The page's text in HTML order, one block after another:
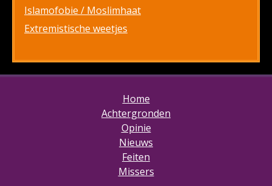
Islamofobie / Moslimhaat
Extremistische weetjes
Home
Achtergronden
Opinie
Nieuws
Feiten
Missers